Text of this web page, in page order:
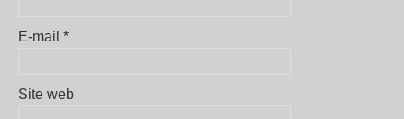
E-mail *
Site web